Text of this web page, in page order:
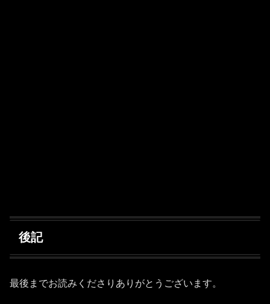
後記
最後までお読みくださりありがとうございます。